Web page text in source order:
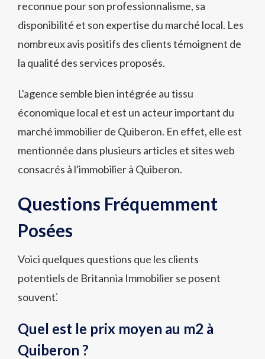
reconnue pour son professionnalisme, sa
disponibilité et son expertise du marché local. Les
nombreux avis positifs des clients témoignent de
la qualité des services proposés.
L'agence semble bien intégrée au tissu
économique local et est un acteur important du
marché immobilier de Quiberon. En effet, elle est
mentionnée dans plusieurs articles et sites web
consacrés à l'immobilier à Quiberon.
Questions Fréquemment
Posées
Voici quelques questions que les clients
potentiels de Britannia Immobilier se posent
souvent⁚
Quel est le prix moyen au m2 à
Quiberon ?